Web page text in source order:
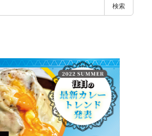
検索